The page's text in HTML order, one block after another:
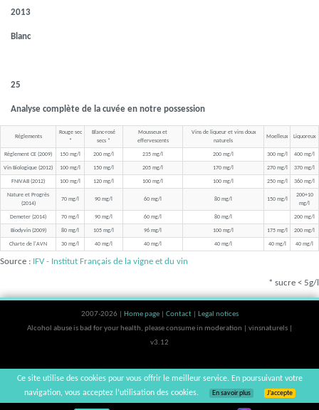
2013
Blanc
25
Analyse complète de la cuvée en notre possession
Réglements
Rouge sec
*
Blanc-rosé
secs *
Mousseux et
effervescents
Vins de liqueur et vins doux
naturels
Moelleux Liquoreux
Règlement CE (2009) 150 mg/l 200 mg/l 235 mg/l 200 mg/l 300 mg/l 400 mg/l
Vin Biologique (2012) 100 mg/l 150 mg/l 205 mg/l 170 mg/l 270 mg/l 370 mg/l
FNIVAB (2012) 100 mg/l 120 mg/l 100 mg/l 100 mg/l 250 mg/l 360 mg/l
Nature et Progrès
(2014)
70 mg/l 90 mg/l 60 mg/l 80 mg/l 150 mg/l
200+10
mg/l
Demeter (2014) 70 mg/l 90 mg/l 60 mg/l 80 mg/l 200 mg/l
Biodyvin (2009) 80 mg/l 105 mg/l 96 mg/l 100 mg/l 175 mg/l 200 mg/l
Charte de l'AVN 30 mg/l 40 mg/l 40 mg/l 40 mg/l 40 mg/l 40 mg/l
Source : IFV - Institut Français de la vigne et du vin
* sucre < 5g/l
2007-2026 | Home page Contact
Legal notices
Alcohol abuse is bad for your health, please consume in moderation | vinsnaturels |
v3.12
Ce site utilise des cookies pour vous offrir le meilleur service. En poursuivant votre
navigation, vous acceptez l’utilisation des cookies.
En savoir plus J’accepte